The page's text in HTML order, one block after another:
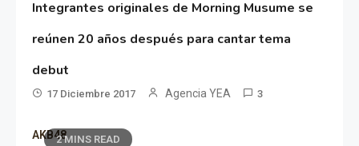
Integrantes originales de Morning Musume se
reúnen 20 años después para cantar tema
debut
17 Diciembre 2017 Agencia YEA 3
2 MINS READ
AKB48